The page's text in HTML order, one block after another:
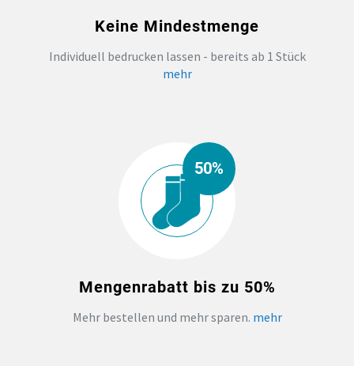
FOTOTASSEN UND MEHR
Keine Mindestmenge
Individuell bedrucken lassen - bereits ab 1 Stück
mehr
50%
Mengenrabatt bis zu 50%
Mehr bestellen und mehr sparen. mehr